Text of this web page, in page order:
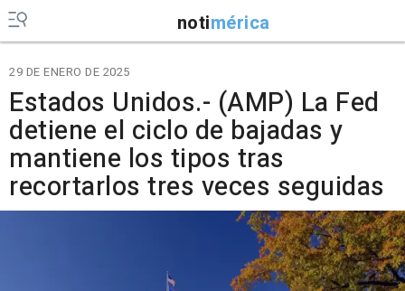
notimérica
29 DE ENERO DE 2025
Estados Unidos.- (AMP) La Fed
detiene el ciclo de bajadas y
mantiene los tipos tras
recortarlos tres veces seguidas